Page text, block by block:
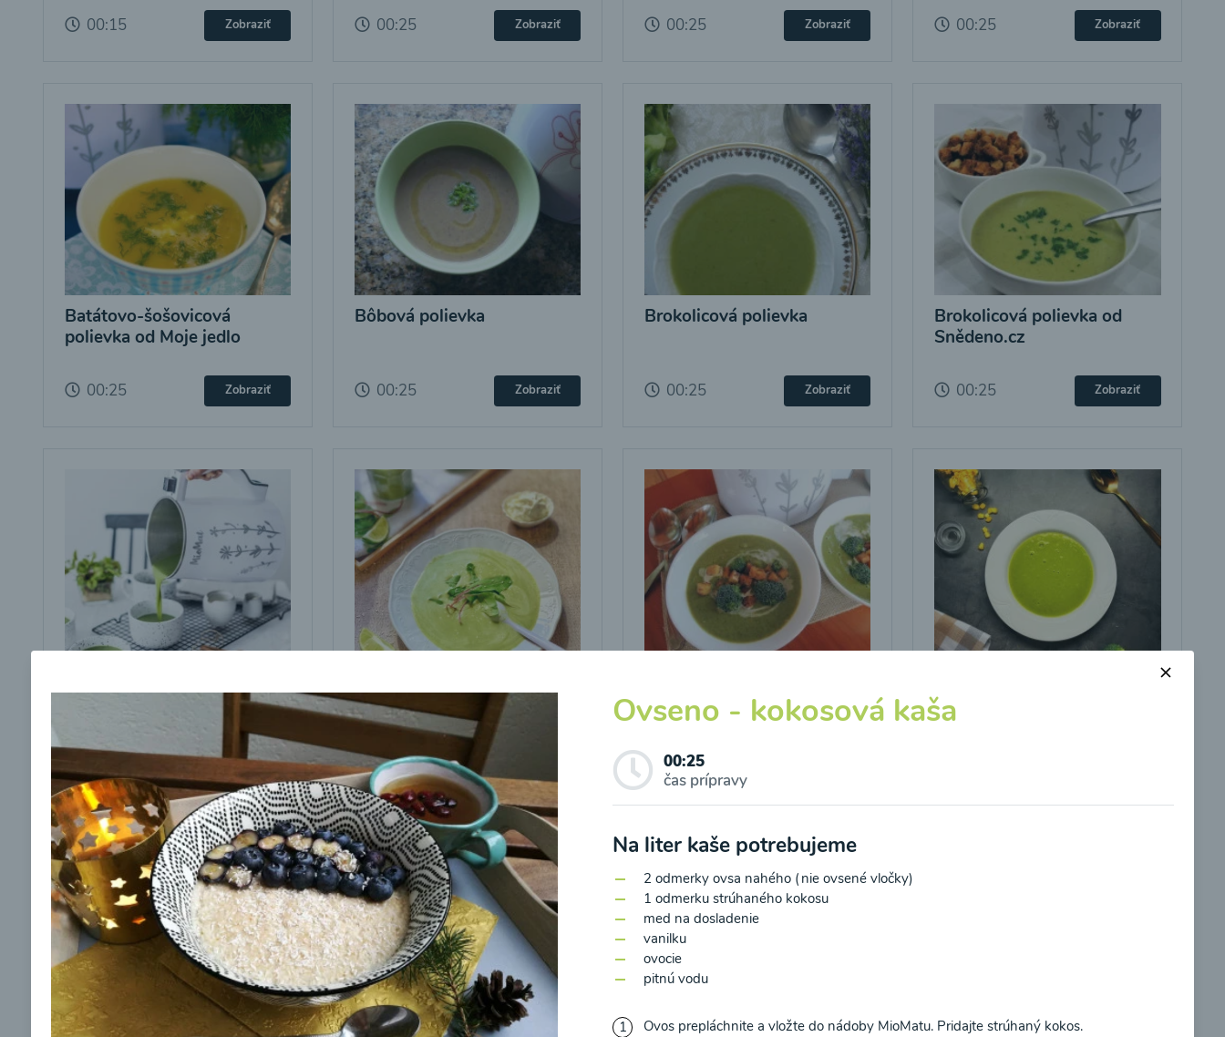
00:15 Zobraziť 00:25 Zobraziť 00:25 Zobraziť 00:25 Zobraziť
Batátovo-šošovicová
polievka od Moje jedlo
00:25 Zobraziť
Bôbová polievka
00:25 Zobraziť
Brokolicová polievka
00:25 Zobraziť
Brokolicová polievka od
Snědeno.cz
00:25 Zobraziť
00:25 Zobraziť
cviklovými listami
00:25 Zobraziť
krutónmi z tofu od
Snědeno.cz
00:25
kukuricou
Ovseno - kokosová kaša
00:25
čas prípravy
Na liter kaše potrebujeme
2 odmerky ovsa nahého (nie ovsené vločky)
1 odmerku strúhaného kokosu
med na dosladenie
vanilku
ovocie
pitnú vodu
Ovos prepláchnite a vložte do nádoby MioMatu. Pridajte strúhaný kokos.
Odber noviniek a akcií
Odoslaním registrácie na Newsletter súhlasím so spracovaním osobných údajov pre účely zasielania newsletteru a potvrdzujem, že som si prečítal(a)
Ochrane osobných údajova súhlasím s nimi.